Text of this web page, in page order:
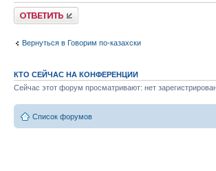
Ответить
Вернуться в Говорим по-казахски
КТО СЕЙЧАС НА КОНФЕРЕНЦИИ
Сейчас этот форум просматривают: нет
Список форумов